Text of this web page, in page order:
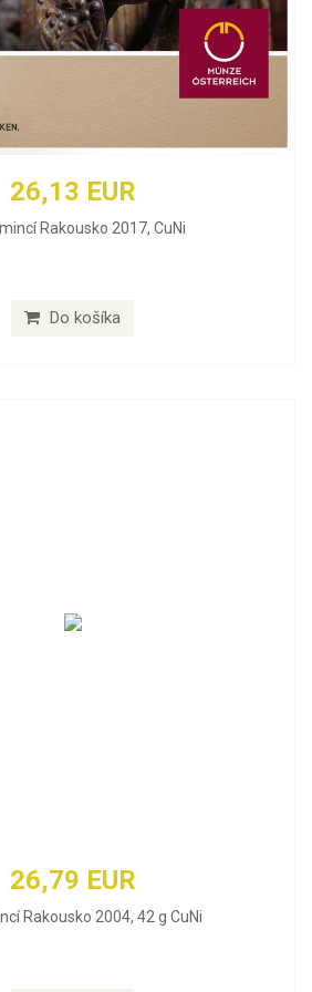
26,13 EUR
Rakousko 2017, CuNi
Do košíka
26,79 EUR
Rakousko 2004, 42 g CuNi